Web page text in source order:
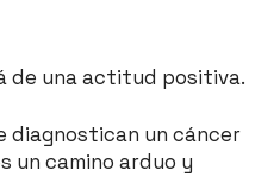
de una actitud positiva.
diagnostican un cáncer
un camino arduo y